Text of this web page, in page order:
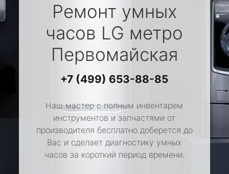
Ремонт умных
часов LG метро
Первомайская
+7 (499) 653-88-85
Наш мастер с полным инвентарем
инструментов и запчастями от
производителя бесплатно доберется до
Вас и сделает диагностику умных
часов за короткий период времени.